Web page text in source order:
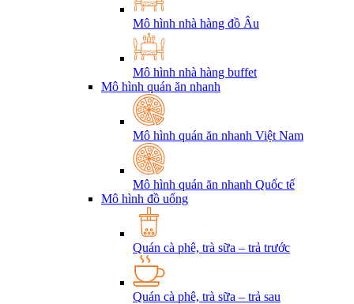
Mô hình nhà hàng đồ Âu
Mô hình nhà hàng buffet
Mô hình quán ăn nhanh
Mô hình quán ăn nhanh Việt Nam
Mô hình quán ăn nhanh Quốc tế
Mô hình đồ uống
Quán cà phê, trà sữa – trả trước
Quán cà phê, trà sữa – trả sau